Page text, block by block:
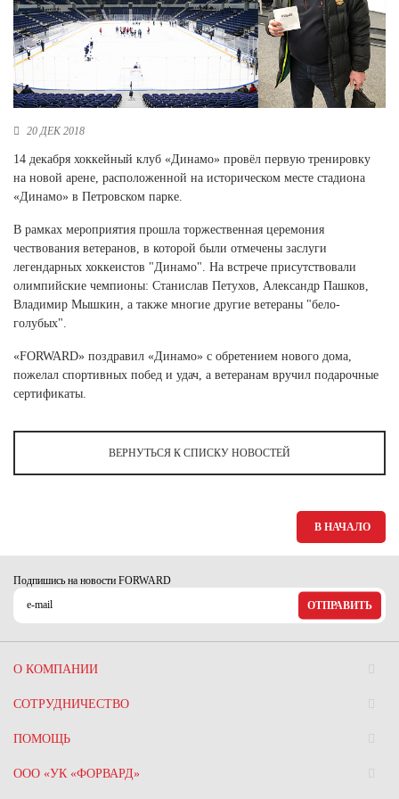
Новосибирская область (3)
Омская область (5)
Республика Башкортостан (3)
Республика Крым (1)
Ростовская область (2)
Самарская область (1)
Санкт-Петербург и ЛО (3)
Саратовская область (1)
Свердловская область (5)
Северная Осетия (2)
Смоленская область (1)
Ставропольский край (5)
Томская область (1)
Тульская область (1)
Тюменская область (3)
Ханты-Мансийский автономный округ (3)
Челябинская область (2)
20 ДЕК 2018
14 декабря хоккейный клуб «Динамо» провёл первую тренировку
на новой арене, расположенной на историческом месте стадиона
«Динамо» в Петровском парке.
В рамках мероприятия прошла торжественная церемония
чествования ветеранов, в которой были отмечены заслуги
легендарных хоккеистов "Динамо". На встрече присутствовали
олимпийские чемпионы: Станислав Петухов, Александр Пашков,
Владимир Мышкин, а также многие другие ветераны "бело-
голубых".
«FORWARD» поздравил «Динамо» с обретением нового дома,
пожелал спортивных побед и удач, а ветеранам вручил подарочные
сертификаты.
ВЕРНУТЬСЯ К СПИСКУ НОВОСТЕЙ
В НАЧАЛО
Подпишись на новости FORWARD
ОТПРАВИТЬ
О КОМПАНИИ
СОТРУДНИЧЕСТВО
ПОМОЩЬ
ООО «УК «ФОРВАРД»